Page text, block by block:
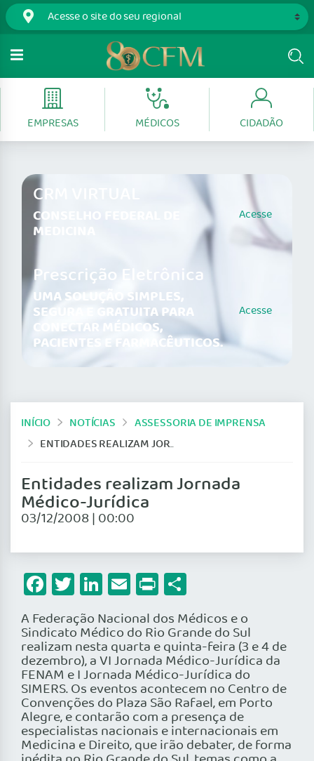
EMPRESAS MÉDICOS CIDADÃO
CRM VIRTUAL
CONSELHO FEDERAL DE
MEDICINA
Acesse
Prescrição Eletrônica
UMA SOLUÇÃO SIMPLES,
SEGURA E GRATUITA PARA
CONECTAR MÉDICOS,
PACIENTES E FARMACÊUTICOS.
Acesse
INÍCIO NOTÍCIAS
ASSESSORIA DE IMPRENSA
ENTIDADES REALIZAM JORNADA MÉDICO-JURÍDICA
Entidades realizam Jornada
Médico-Jurídica
03/12/2008 | 00:00
Facebook
Twitter
LinkedIn
Email
Print
A Federação Nacional dos Médicos e o
Sindicato Médico do Rio Grande do Sul
realizam nesta quarta e quinta-feira (3 e 4 de
dezembro), a VI Jornada Médico-Jurídica da
FENAM e I Jornada Médico-Jurídica do
SIMERS. Os eventos acontecem no Centro de
Convenções do Plaza São Rafael, em Porto
Alegre, e contarão com a presença de
especialistas nacionais e internacionais em
Medicina e Direito, que irão debater, de forma